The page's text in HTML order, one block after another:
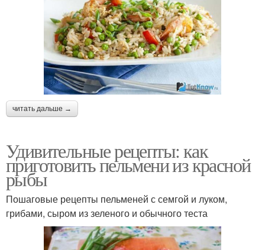
читать дальше →
Удивительные рецепты: как
приготовить пельмени из красной
рыбы
Пошаговые рецепты пельменей с семгой и луком,
грибами, сыром из зеленого и обычного теста